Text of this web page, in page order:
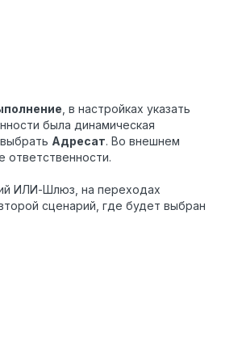
, в настройках указать
была динамическая
Адресат. Во внешнем
ответственности.
ИЛИ-Шлюз, на переходах
сценарий, где будет выбран